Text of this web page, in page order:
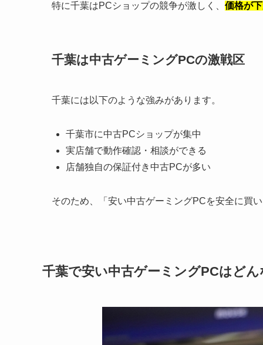
特に千葉はPCショップの競争が激しく、 価格が
千葉は中古ゲーミングPCの激戦区
千葉には以下のような強みがあります。
千葉市に中古PCショップが集中
実店舗で動作確認・相談ができる
店舗独自の保証付き中古PCが多い
そのため、「安い中古ゲーミングPCを安全に買
千葉で安い中古ゲーミングPCはど